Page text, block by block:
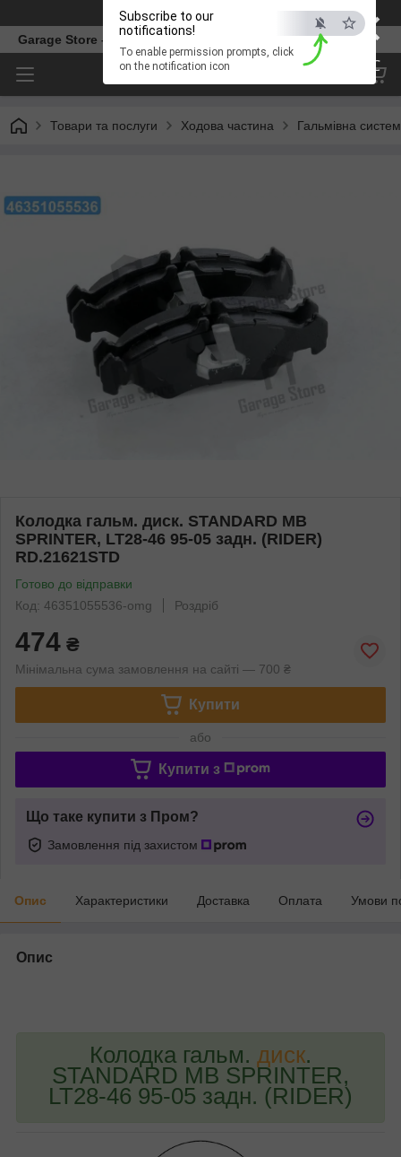
×
ESC
Subscribe to our
notifications!
To enable permission prompts, click
on the notification icon
Телефон
Garage Store – інтернет магазин автозапчастин.
Товари та послуги Ходова частина Гальмівна
Колодка гальм. диск. STANDARD MB
SPRINTER, LT28-46 95-05 задн. (RIDER)
RD.21621STD
Готово до відправки
Код: 46351055536-omg
Роздріб
474 ₴
Мінімальна сума замовлення на сайті — 700 ₴
Купити
або
Купити з
Що таке купити з Пром?
Замовлення під захистом
Опис Характеристики Доставка Оплата Умови
Опис
Колодка гальм. диск.
STANDARD MB SPRINTER,
LT28-46 95-05 задн. (RIDER)